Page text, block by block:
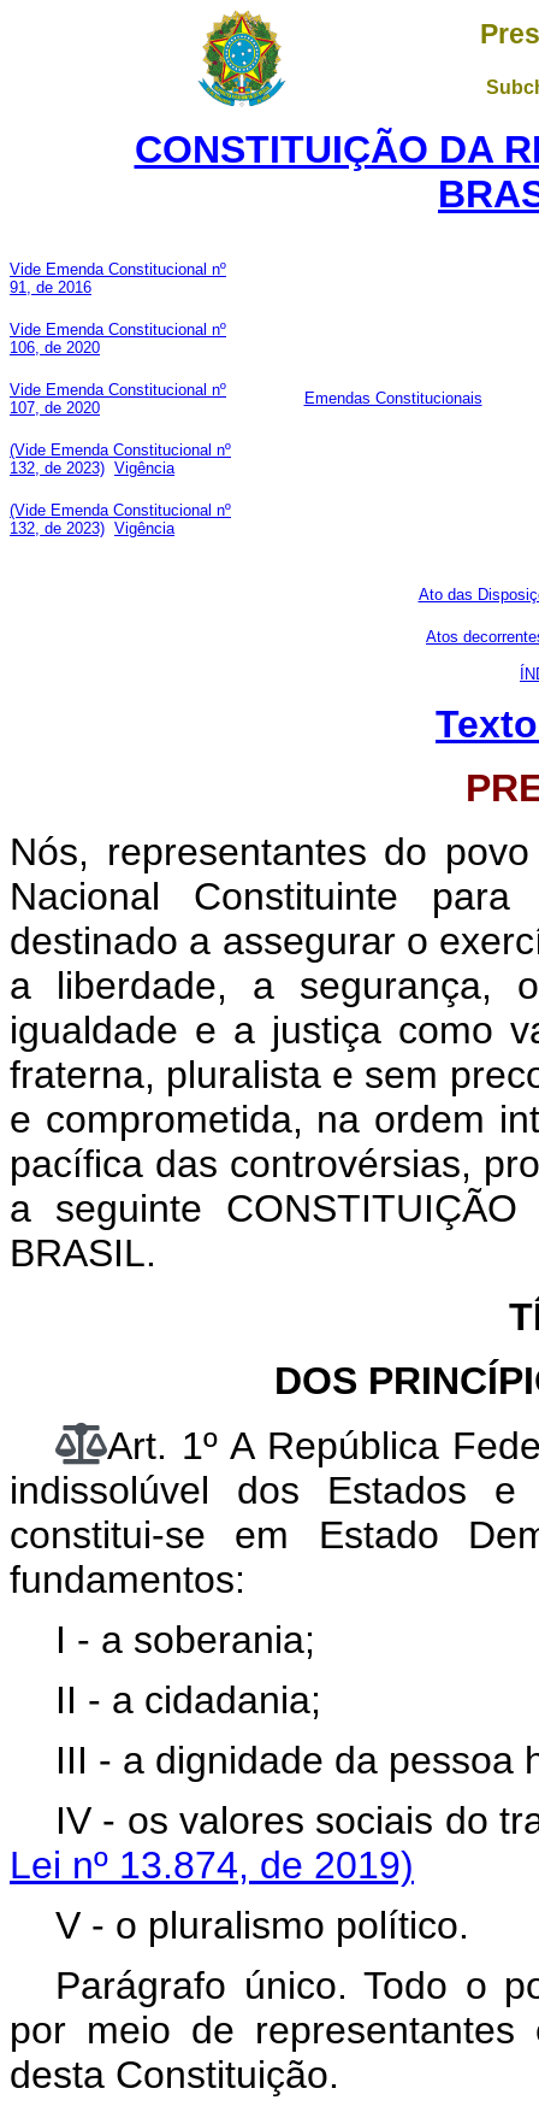
CONSTITUIÇÃO DA
Vide Emenda Constitucional nº
91, de 2016
Vide Emenda Constitucional nº
106, de 2020
Vide Emenda Constitucional nº
107, de 2020
(Vide Emenda Constitucional nº
132, de 2023) Vigência
(Vide Emenda Constitucional nº
132, de 2023) Vigência
Emendas Constitucionais
Ato das
Atos
Nós, representantes do
Nacional Constituinte
destinado a assegurar o
a liberdade, a segurança,
igualdade e a justiça como
fraterna, pluralista e sem
e comprometida, na ordem
pacífica das controvérsias,
a seguinte CONSTITUIÇÃO
BRASIL.
DOS
Art. 1º A República
indissolúvel dos Estados
constitui-se em Estado
fundamentos:
I - a soberania;
II - a cidadania;
III - a dignidade da pessoa
IV - os valores sociais
Lei nº 13.874, de 2019)
V - o pluralismo político.
Parágrafo único. Todo o
por meio de
desta Constituição.